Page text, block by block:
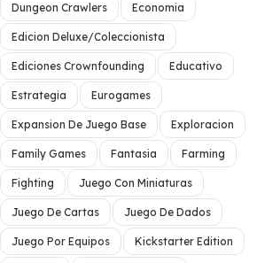
Dungeon Crawlers Economia
Edicion Deluxe/Coleccionista
Ediciones Crownfounding Educativo
Estrategia Eurogames
Expansion De Juego Base Exploracion
Family Games Fantasia Farming
Fighting Juego Con Miniaturas
Juego De Cartas Juego De Dados
Juego Por Equipos Kickstarter Edition